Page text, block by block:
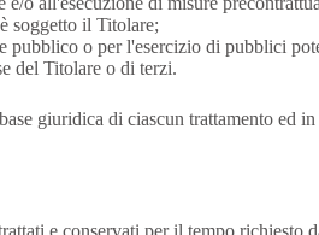
soggetto il Titolare;
pubblico o per l'esercizio di pubblici
del Titolare o di terzi.
giuridica di ciascun trattamento ed
e conservati per il tempo